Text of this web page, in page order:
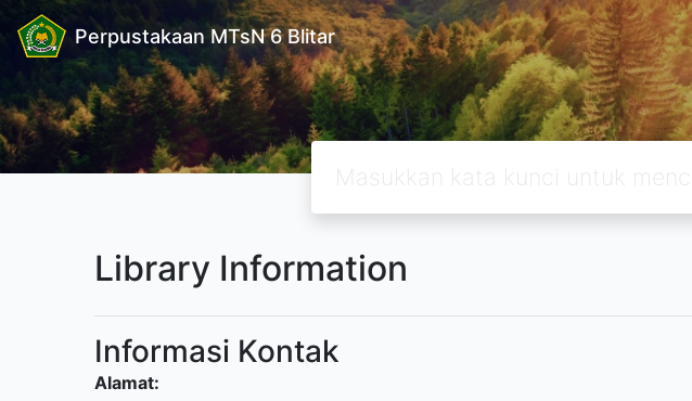
Perpustakaan MTsN 6 Blitar
Library Information
Informasi Kontak
Alamat: